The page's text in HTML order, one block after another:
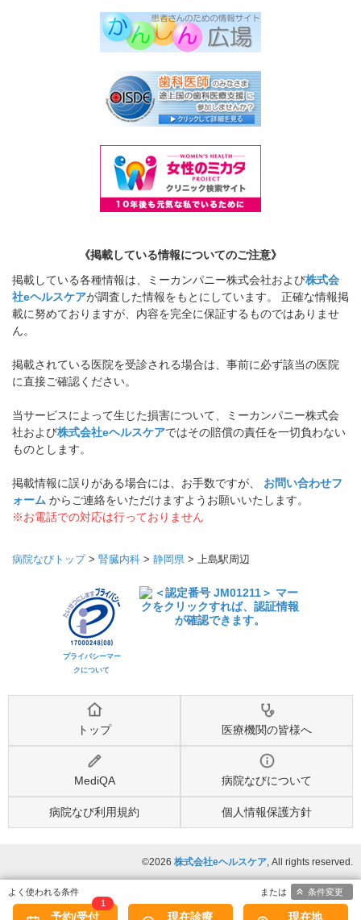
《掲載している情報についてのご注意》
掲載している各種情報は、ミーカンパニー株式会社および株式会
社eヘルスケアが調査した情報をもとにしています。 正確な情報掲
載に努めておりますが、内容を完全に保証するものではありませ
ん。
掲載されている医院を受診される場合は、事前に必ず該当の医院
に直接ご確認ください。
当サービスによって生じた損害について、ミーカンパニー株式会
社および株式会社eヘルスケアではその賠償の責任を一切負わない
ものとします。
掲載情報に誤りがある場合には、お手数ですが、 お問い合わせフ
ォーム からご連絡をいただけますようお願いいたします。
※お電話での対応は行っておりません
病院なびトップ> 腎臓内科 > 静岡県 > 上島駅周辺
プライバシーマー
クについて
トップ 医療機関の皆様へ
MediQA 病院なびについて
病院なび利用規約 個人情報保護方針
©2026 株式会社eヘルスケア, All rights reserved.
予約/受付
1
現在診療 現在地
条件変更